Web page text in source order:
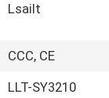
Lsailt
CCC, CE
LLT-SY3210